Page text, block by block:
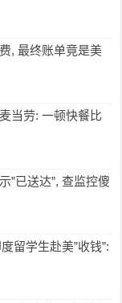
, 最终账单竟是美
当劳: 一顿快餐比
”已送达”, 查监控傻
留学生赴美”收钱”: